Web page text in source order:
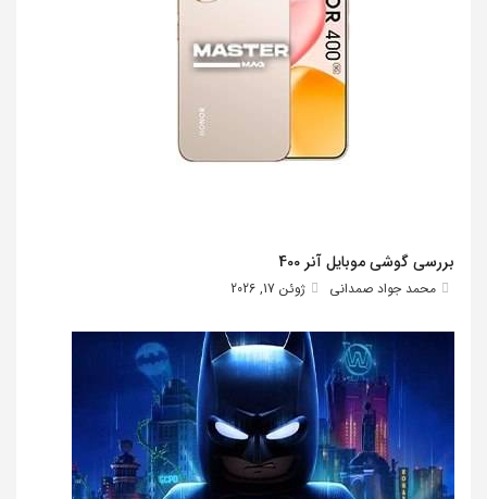
بررسی گوشی موبایل آنر 400
محمد جواد صمدانی ژوئن 17, 2026